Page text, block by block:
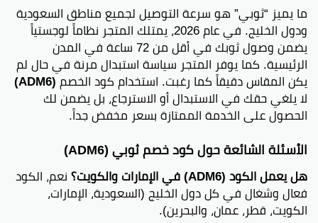
ما يميز “ثوبي” هو سرعة التوصيل لجميع مناطق السعودية
ودول الخليج. في عام 2026، يمتلك المتجر نظاماً لوجستياً
يضمن وصول ثوبك في أقل من 72 ساعة في المدن
الرئيسية. كما يوفر المتجر سياسة استبدال مرنة في حال لم
يكن المقاس دقيقاً كما رغبت. استخدام كود الخصم(ADM6)
لا يلغي حقك في الاستبدال أو الاسترجاع، بل يضمن لك
الحصول على الخدمة الممتازة بسعر مخفض جداً.
الأسئلة الشائعة حول كود خصم ثوبي (ADM6)
هل يعمل الكود (ADM6) في الإمارات والكويت؟ نعم، الكود
فعال وشغال في كل دول الخليج (السعودية، الإمارات،
الكويت، قطر، عمان، والبحرين).